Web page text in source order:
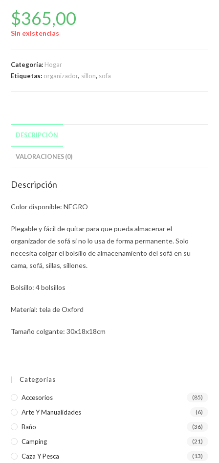
$365,00
Sin existencias
Categoría: Hogar
Etiquetas: organizador, sillon, sofa
DESCRIPCIÓN
VALORACIONES (0)
Descripción
Color disponible: NEGRO
Plegable y fácil de quitar para que pueda almacenar el
organizador de sofá si no lo usa de forma permanente. Solo
necesita colgar el bolsillo de almacenamiento del sofá en su
cama, sofá, sillas, sillones.
Bolsillo: 4 bolsillos
Material: tela de Oxford
Tamaño colgante: 30x18x18cm
Categorías
Accesorios (85)
Arte Y Manualidades (6)
Baño (36)
Camping (21)
Caza Y Pesca (13)